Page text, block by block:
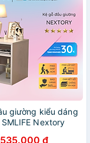
giường kiểu dáng
Nextory
535.000 đ